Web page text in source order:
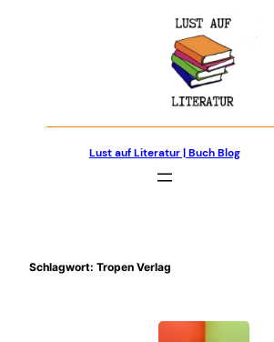
Lust auf Literatur | Buch Blog
Schlagwort: Tropen Verlag